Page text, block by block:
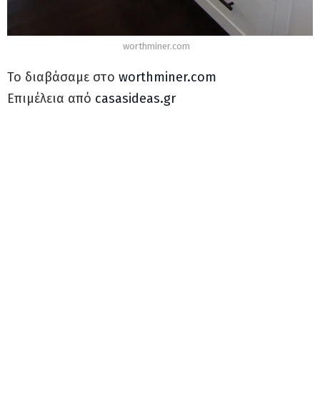
worthminer.com
Το διαβάσαμε στο worthminer.com
Επιμέλεια από casasideas.gr